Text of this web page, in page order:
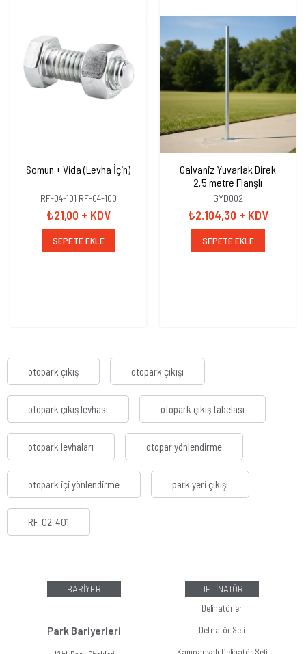
Somun + Vida (Levha İçin)
RF-04-101 RF-04-100
₺21,00 + KDV
SEPETE EKLE
Galvaniz Yuvarlak Direk
2,5 metre Flanşlı
GYD002
₺2.104,30 + KDV
SEPETE EKLE
otopark çıkış otopark çıkışı
otopark çıkış levhası otopark çıkış tabelası
otopark levhaları otopar yönlendirme
otopark içi yönlendirme park yeri çıkışı
RF-02-401
BARİYER
Park Bariyerleri
DELİNATÖR
Delinatörler
Delinatör Seti